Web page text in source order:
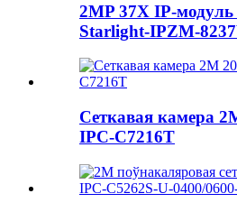
2MP 37X IP-модуль
Starlight-IPZM-
Сеткавая камера
IPC-C7216T